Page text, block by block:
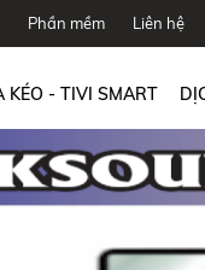
Phần mềm Liên hệ
KÉO - TIVI SMART